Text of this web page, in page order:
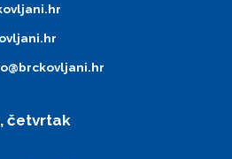
četvrtak